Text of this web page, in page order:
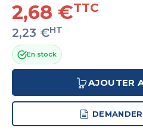
2,68 €TTC
2,23 €HT
En stock
AJOUTER